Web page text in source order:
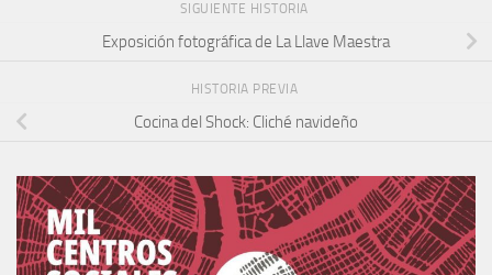
SIGUIENTE HISTORIA
Exposición fotográfica de La Llave Maestra
HISTORIA PREVIA
Cocina del Shock: Cliché navideño